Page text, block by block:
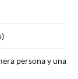
persona y una